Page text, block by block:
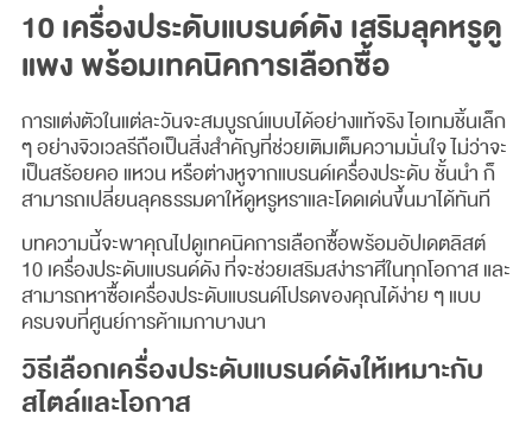
10 เครื่องประดับแบรนด์ดัง เสริมลุคหรูดู
แพง พร้อมเทคนิคการเลือกซื้อ
การแต่งตัวในแต่ละวันจะสมบูรณ์แบบได้อย่างแท้จริง ไอเทมชิ้นเล็ก
ๆ อย่างจิวเวลรีถือเป็นสิ่งสำคัญที่ช่วยเติมเต็มความมั่นใจ ไม่ว่าจะ
เป็นสร้อยคอ แหวน หรือต่างหูจากแบรนด์เครื่องประดับ ชั้นนำ ก็
สามารถเปลี่ยนลุคธรรมดาให้ดูหรูหราและโดดเด่นขึ้นมาได้ทันที
บทความนี้จะพาคุณไปดูเทคนิคการเลือกซื้อพร้อมอัปเดตลิสต์
10 เครื่องประดับแบรนด์ดัง ที่จะช่วยเสริมสง่าราศีในทุกโอกาส และ
สามารถหาซื้อเครื่องประดับแบรนด์โปรดของคุณได้ง่าย ๆ แบบ
ครบจบที่ศูนย์การค้าเมกาบางนา
วิธีเลือกเครื่องประดับแบรนด์ดังให้เหมาะกับ
สไตล์และโอกาส